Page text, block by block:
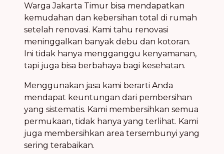
Warga Jakarta Timur bisa mendapatkan
kemudahan dan kebersihan total di rumah
setelah renovasi. Kami tahu renovasi
meninggalkan banyak debu dan kotoran.
Ini tidak hanya mengganggu kenyamanan,
tapi juga bisa berbahaya bagi kesehatan.
Menggunakan jasa kami berarti Anda
mendapat keuntungan dari pembersihan
yang sistematis. Kami membersihkan semua
permukaan, tidak hanya yang terlihat. Kami
juga membersihkan area tersembunyi yang
sering terabaikan.